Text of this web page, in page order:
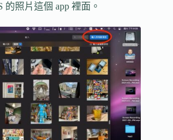
的照片這個 app 裡面。